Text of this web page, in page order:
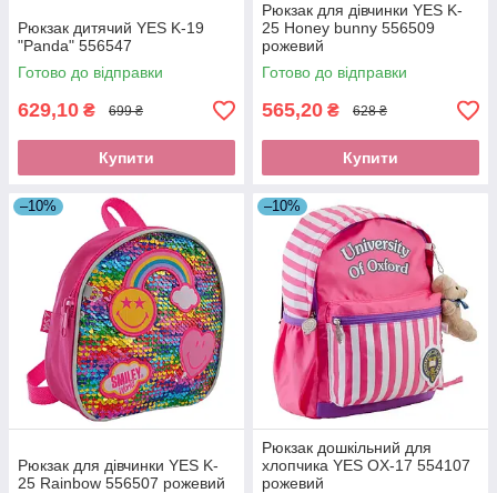
Рюкзак дитячий YES K-19
"Panda" 556547
Готово до відправки
629,10 ₴ 699 ₴
Купити
Рюкзак для дівчинки YES K-
25 Honey bunny 556509
рожевий
Готово до відправки
565,20 ₴ 628 ₴
Купити
–10%
Рюкзак для дівчинки YES K-
25 Rainbow 556507 рожевий
–10%
Рюкзак дошкільний для
хлопчика YES OX-17 554107
рожевий